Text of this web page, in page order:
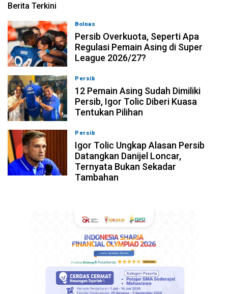
Berita Terkini
Bolnas
Persib Overkuota, Seperti Apa
Regulasi Pemain Asing di Super
League 2026/27?
Persib
12 Pemain Asing Sudah Dimiliki
Persib, Igor Tolic Diberi Kuasa
Tentukan Pilihan
Persib
Igor Tolic Ungkap Alasan Persib
Datangkan Danijel Loncar,
Ternyata Bukan Sekadar
Tambahan